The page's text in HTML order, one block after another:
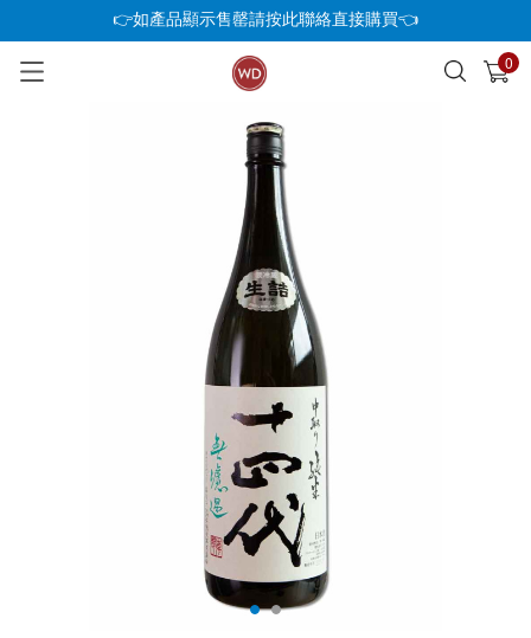
👉如產品顯示售罄請按此聯絡直接購買👈
0
已加入購物車 查看